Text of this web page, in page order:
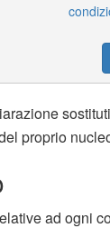
proprio
ad ogni